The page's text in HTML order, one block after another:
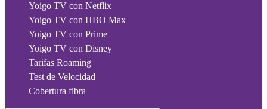
Yoigo TV con Netflix
Yoigo TV con HBO Max
Yoigo TV con Prime
Yoigo TV con Disney
Tarifas Roaming
Test de Velocidad
Cobertura fibra